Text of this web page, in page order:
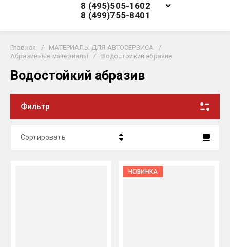
8 (495)505-1602
8 (499)755-8401
Главная / МАТЕРИАЛЫ ДЛЯ АВТОСЕРВИСА
/
Абразивные материалы
/ Водостойкий абразив
Водостойкий абразив
Фильтр
Сортировать
НОВИНКА